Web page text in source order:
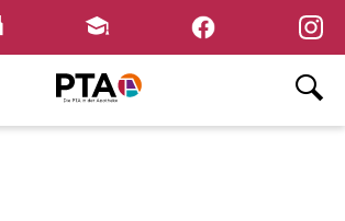
NewsletterFortbildungen
Home ×